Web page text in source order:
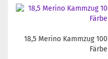
18,5 Merino Kammzug